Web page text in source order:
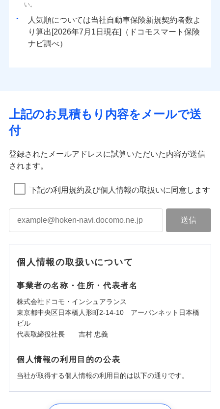
い。
人気順については当社
新規契約者数よ
り算出[
年 月
日現在]（ドコモスマート保険
ナビ調べ）
上記のお見積もり内容をメールで送
付
登録されたメールアドレスに試算いただいた内容が送信
されます。
下記の利用規約及び個人情報の取扱いに同意します
個人情報の取扱いについて
事業者の名称・住所・代表者名
株式会社ドコモ・インシュアランス
東京都中央区日本橋人形町2-14-10 アーバンネット日本橋
ビル
代表取締役社長 吉村 忠義
個人情報の利用目的の公表
当社が取得する個人情報の利用目的は以下の通りです。